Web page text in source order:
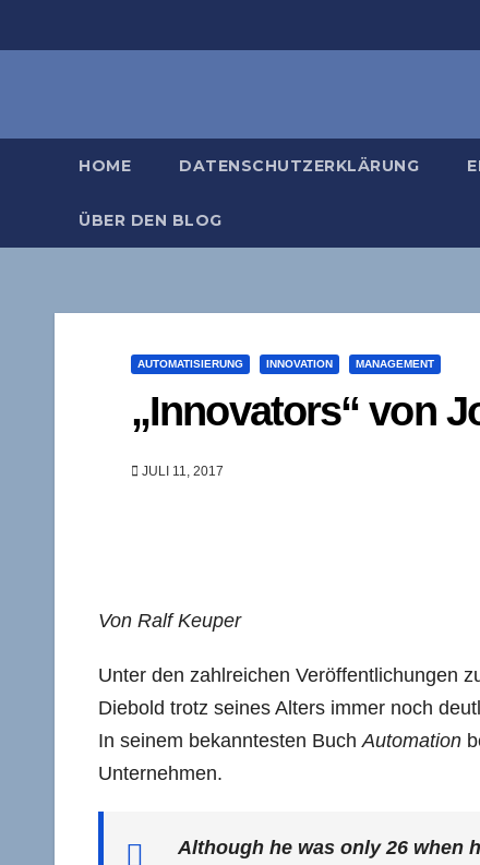
Inhalt
HOME DATENSCHUTZERKLÄRUNG
ÜBER DEN BLOG
AUTOMATISIERUNG INNOVATION MANAGEMENT
„Innovators“ von
JULI 11, 2017
Von Ralf Keuper
Unter den zahlreichen Veröffentlichungen
Diebold trotz seines Alters immer noch
In seinem bekanntesten BuchAutomation
Unternehmen.
Although he was only 26 when